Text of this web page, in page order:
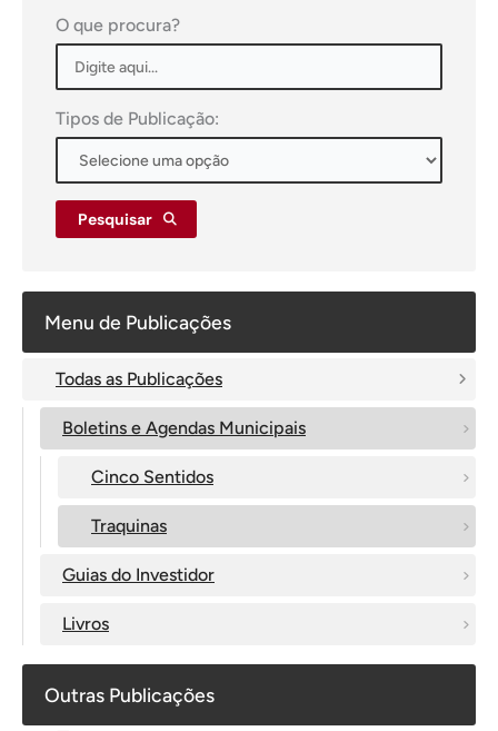
O que procura?
Tipos de Publicação:
Pesquisar
Menu de Publicações
Todas as Publicações
Boletins e Agendas Municipais
Cinco Sentidos
Traquinas
Guias do Investidor
Livros
Outras Publicações